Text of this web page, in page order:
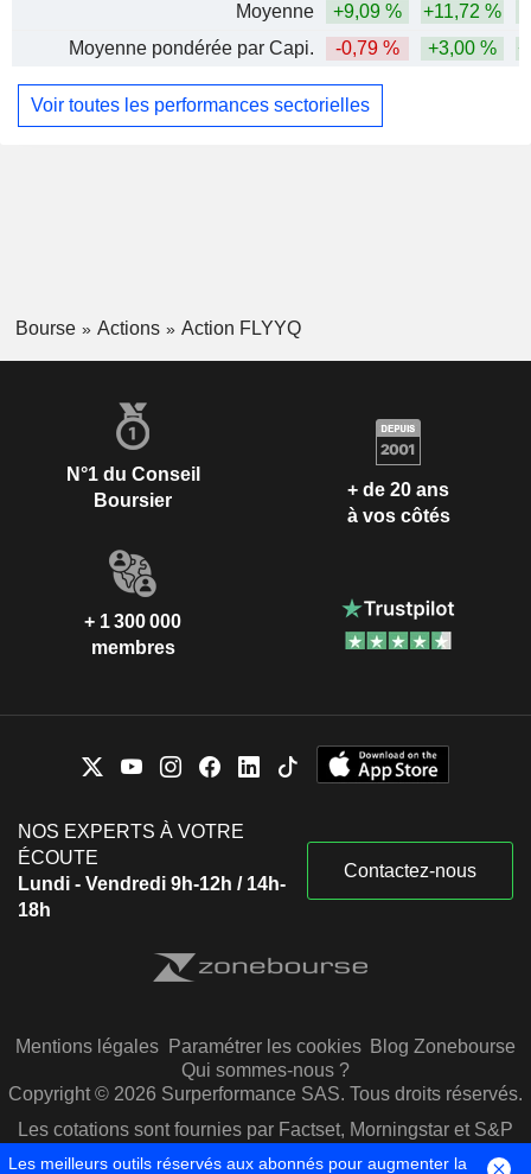
Moyenne
+9,09 % +11,72 %
Moyenne pondérée par Capi.
-0,79 % +3,00 %
Voir toutes les performances sectorielles
Bourse Actions Action FLYYQ
N°1 du Conseil
Boursier
+ de 20 ans
à vos côtés
+ 1 300 000
membres
NOS EXPERTS À VOTRE
ÉCOUTE
Lundi - Vendredi 9h-12h / 14h-
18h
Contactez-nous
Mentions légales Paramétrer les cookies Blog Zonebourse
Qui sommes-nous ?
Copyright © 2026 Surperformance SAS. Tous droits réservés.
Les cotations sont fournies par Factset, Morningstar et S&P
Capital IQ
Les meilleurs outils réservés aux abonnés pour augmenter la